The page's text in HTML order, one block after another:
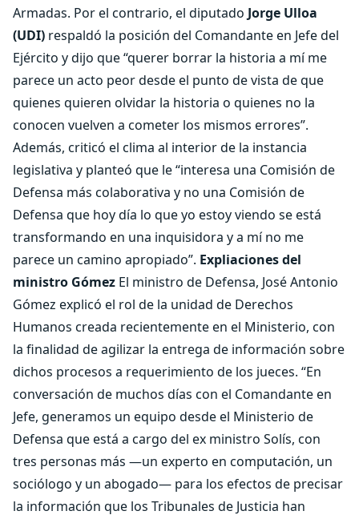
Armadas. Por el contrario, el diputado Jorge Ulloa
(UDI) respaldó la posición del Comandante en Jefe del
Ejército y dijo que “querer borrar la historia a mí me
parece un acto peor desde el punto de vista de que
quienes quieren olvidar la historia o quienes no la
conocen vuelven a cometer los mismos errores”.
Además, criticó el clima al interior de la instancia
legislativa y planteó que le “interesa una Comisión de
Defensa más colaborativa y no una Comisión de
Defensa que hoy día lo que yo estoy viendo se está
transformando en una inquisidora y a mí no me
parece un camino apropiado”. Expliaciones del
ministro Gómez El ministro de Defensa, José Antonio
Gómez explicó el rol de la unidad de Derechos
Humanos creada recientemente en el Ministerio, con
la finalidad de agilizar la entrega de información sobre
dichos procesos a requerimiento de los jueces. “En
conversación de muchos días con el Comandante en
Jefe, generamos un equipo desde el Ministerio de
Defensa que está a cargo del ex ministro Solís, con
tres personas más —un experto en computación, un
sociólogo y un abogado— para los efectos de precisar
la información que los Tribunales de Justicia han